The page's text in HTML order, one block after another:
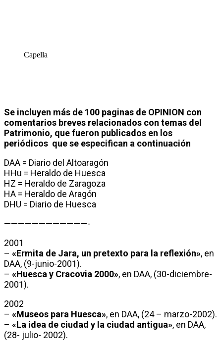
Capella
Se incluyen más de 100 paginas de OPINION con
comentarios breves relacionados con temas del
Patrimonio, que fueron publicados en los
periódicos que se especifican a continuación
DAA = Diario del Altoaragón
HHu = Heraldo de Huesca
HZ = Heraldo de Zaragoza
HA = Heraldo de Aragón
DHU = Diario de Huesca
————————————-
2001
– «Ermita de Jara, un pretexto para la reflexión», en
DAA, (9-junio-2001).
– «Huesca y Cracovia 2000», en DAA, (30-diciembre-
2001).
2002
– «Museos para Huesca», en DAA, (24 – marzo-2002).
– «La idea de ciudad y la ciudad antigua», en DAA,
(28- julio- 2002).